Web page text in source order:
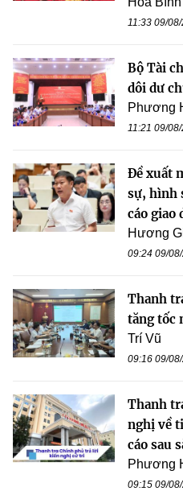
11:33 09/
Bộ Tài
dôi dư
Phương
11:21 09/
Đề xuất
sự, hình
cáo giao
Hương
09:24 09/
Thanh
tăng tốc
Trí Vũ
09:16 09/
Thanh
nghị về
cáo sau
Phương
09:15 09/